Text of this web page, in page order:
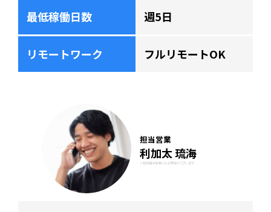
最低稼働日数 週5日
リモートワーク フルリモートOK
担当営業
利加太 琉海
※担当者は変更になる場合がございます